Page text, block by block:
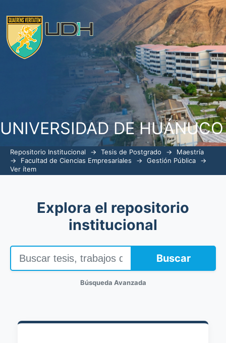
UNIVERSIDAD DE HUÁNUCO
La ley N° 26952 de tributación
tributaria de la municipalidad
Repositorio Institucional → Tesis de Postgrado →
Maestría
→
Facultad de Ciencias Empresariales → Gestión Pública
→
Ver ítem
Explora el repositorio
institucional
Buscar
Búsqueda Avanzada